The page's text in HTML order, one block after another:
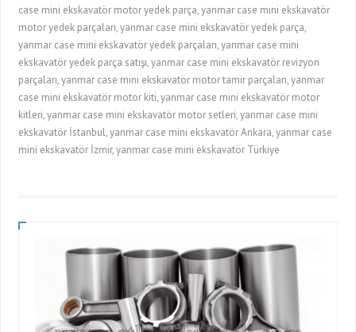
case mini ekskavatör motor yedek parça, yanmar case mini ekskavatör
motor yedek parçaları, yanmar case mini ekskavatör yedek parça,
yanmar case mini ekskavatör yedek parçaları, yanmar case mini
ekskavatör yedek parça satışı, yanmar case mini ekskavatör revizyon
parçaları, yanmar case mini ekskavatör motor tamir parçaları, yanmar
case mini ekskavatör motor kiti, yanmar case mini ekskavatör motor
kitleri, yanmar case mini ekskavatör motor setleri, yanmar case mini
ekskavatör İstanbul, yanmar case mini ekskavatör Ankara, yanmar case
mini ekskavatör İzmir, yanmar case mini ekskavatör Türkiye